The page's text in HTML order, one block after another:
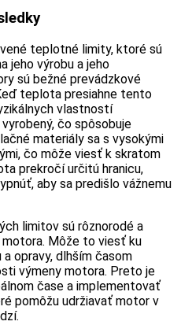
teplotné limity, ktoré sú
jeho výrobu a jeho
sú bežné prevádzkové
teplota presiahne tento
vlastností
čo spôsobuje
materiály sa s vysokými
čo môže viesť k skratom
prekročí určitú hranicu,
aby sa predišlo vážnemu
limitov sú rôznorodé a
Môže to viesť ku
opravy, dlhším časom
výmeny motora. Preto je
čase a implementovať
pomôžu udržiavať motor v